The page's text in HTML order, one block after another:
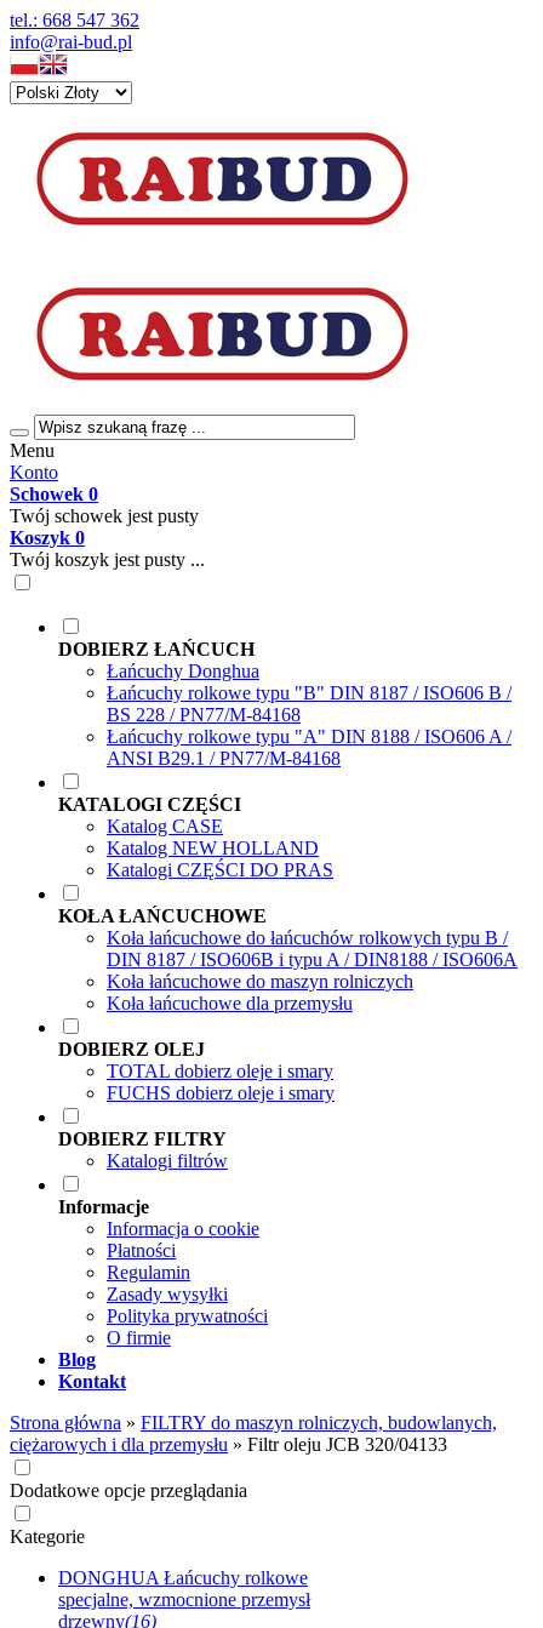
tel.: 668 547 362
info@rai-bud.pl
Menu
Konto
Schowek 0
Twój schowek jest pusty
Koszyk 0
Twój koszyk jest pusty ...
DOBIERZ ŁAŃCUCH
Łańcuchy Donghua
Łańcuchy rolkowe typu "B" DIN 8187 / ISO606 B /
BS 228 / PN77/M-84168
Łańcuchy rolkowe typu "A" DIN 8188 / ISO606 A /
ANSI B29.1 / PN77/M-84168
KATALOGI CZĘŚCI
Katalog CASE
Katalog NEW HOLLAND
Katalogi CZĘŚCI DO PRAS
KOŁA ŁAŃCUCHOWE
Koła łańcuchowe do łańcuchów rolkowych typu B /
DIN 8187 / ISO606B i typu A / DIN8188 / ISO606A
Koła łańcuchowe do maszyn rolniczych
Koła łańcuchowe dla przemysłu
DOBIERZ OLEJ
TOTAL dobierz oleje i smary
FUCHS dobierz oleje i smary
DOBIERZ FILTRY
Katalogi filtrów
Informacje
Informacja o cookie
Płatności
Regulamin
Zasady wysyłki
Polityka prywatności
O firmie
Blog
Kontakt
Strona główna » FILTRY do maszyn rolniczych, budowlanych,
ciężarowych i dla przemysłu » Filtr oleju JCB 320/04133
Dodatkowe opcje przeglądania
Kategorie
DONGHUA Łańcuchy rolkowe
specjalne, wzmocnione przemysł
drzewny(16)